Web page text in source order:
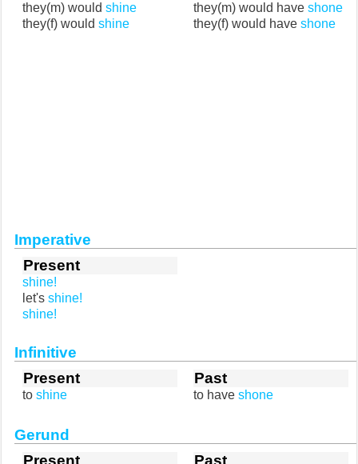
they(m) would shine
they(f) would shine
they(m) would have shone
they(f) would have shone
Imperative
Present
shine!
let's shine!
shine!
Infinitive
Present
to shine
Past
to have shone
Gerund
Present
Past